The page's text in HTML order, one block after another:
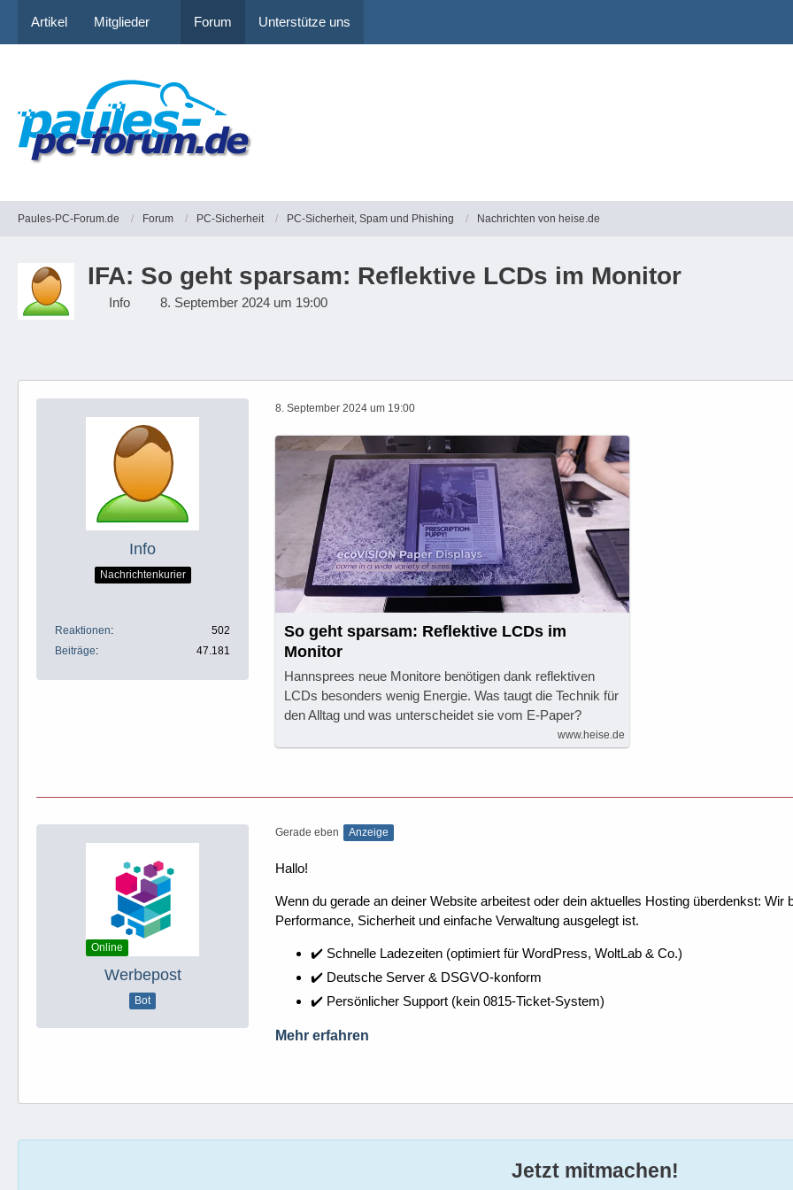
Artikel Mitglieder Forum Unterstütze uns
Paules-PC-Forum.de Forum PC-Sicherheit PC-Sicherheit, Spam und Phishing Nachrichten von heise.de
IFA: So geht sparsam: Reflektive LCDs im Monitor
Info 8. September 2024 um 19:00
Info
Nachrichtenkurier
Reaktionen
502
Beiträge
47.181
8. September 2024 um 19:00
So geht sparsam: Reflektive LCDs im
Monitor
Hannsprees neue Monitore benötigen dank reflektiven
LCDs besonders wenig Energie. Was taugt die Technik für
den Alltag und was unterscheidet sie vom E-Paper?
www.heise.de
Online
Werbepost
Bot
Gerade eben Anzeige
Hallo!
Wenn du gerade an deiner Website arbeitest oder dein aktuelles Hosting überdenkst:
Performance, Sicherheit und einfache Verwaltung ausgelegt ist.
✔️ Schnelle Ladezeiten (optimiert für WordPress, WoltLab & Co.)
✔️ Deutsche Server & DSGVO-konform
✔️ Persönlicher Support (kein 0815-Ticket-System)
Mehr erfahren
Jetzt mitmachen!